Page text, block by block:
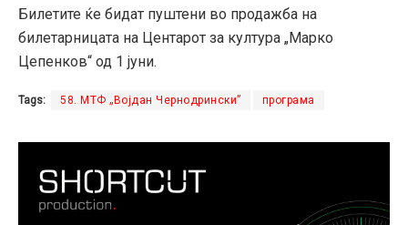
Билетите ќе бидат пуштени во продажба на
билетарницата на Центарот за култура „Марко
Цепенков“ од 1 јуни.
Tags: 58. МТФ „Војдан Чернодрински” програма